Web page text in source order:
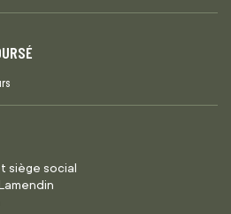
siège social